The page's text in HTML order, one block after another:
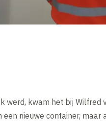
werd, kwam het bij Wilfred
nieuwe container,